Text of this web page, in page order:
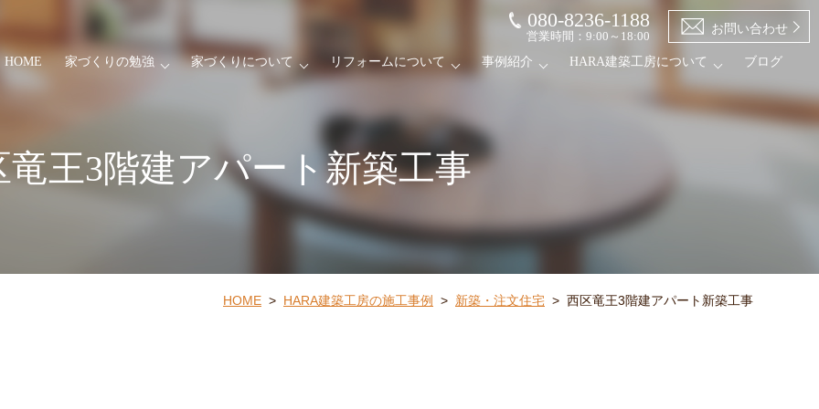
HOME 家づくりの勉強 家づくりについて リフォームについて 事例紹介 HARA建築工房について ブログ
080-8236-1188
営業時間：9:00～18:00
お問い合わせ
竜王3階建アパート新築工事
HOME > HARA建築工房の施工事例 > 新築・注文住宅 > 西区竜王3階建アパート新築工事